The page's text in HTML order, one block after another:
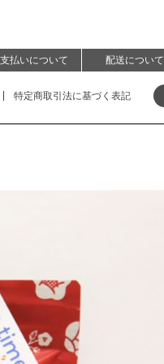
払いについて 配送について
特定商取引法に基づく表記